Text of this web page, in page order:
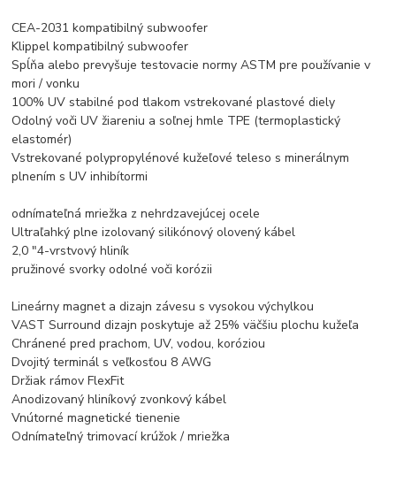
CEA-2031 kompatibilný subwoofer
Klippel kompatibilný subwoofer
Spĺňa alebo prevyšuje testovacie normy ASTM pre používanie v
mori / vonku
100% UV stabilné pod tlakom vstrekované plastové diely
Odolný voči UV žiareniu a soľnej hmle TPE (termoplastický
elastomér)
Vstrekované polypropylénové kužeľové teleso s minerálnym
plnením s UV inhibítormi
odnímateľná mriežka z nehrdzavejúcej ocele
Ultraľahký plne izolovaný silikónový olovený kábel
2,0 "4-vrstvový hliník
pružinové svorky odolné voči korózii
Lineárny magnet a dizajn závesu s vysokou výchylkou
VAST Surround dizajn poskytuje až 25% väčšiu plochu kužeľa
Chránené pred prachom, UV, vodou, koróziou
Dvojitý terminál s veľkosťou 8 AWG
Držiak rámov FlexFit
Anodizovaný hliníkový zvonkový kábel
Vnútorné magnetické tienenie
Odnímateľný trimovací krúžok / mriežka